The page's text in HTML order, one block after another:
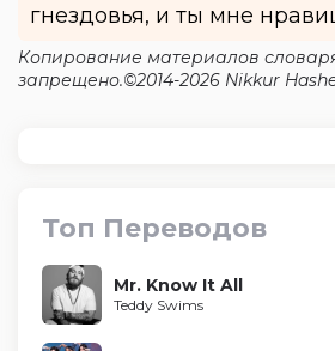
гнездовья, и ты мне
Копирование материалов
запрещено.©2014-2026 Nikkur
Топ Переводов
Mr. Know It All
Teddy Swims